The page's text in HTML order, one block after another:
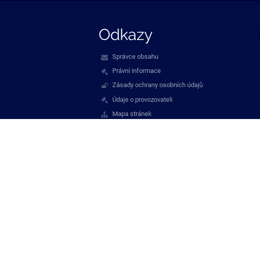
Odkazy
Správce obsahu
Právní informace
Zásady ochrany osobních údajů
Údaje o provozovateli
Mapa stránek